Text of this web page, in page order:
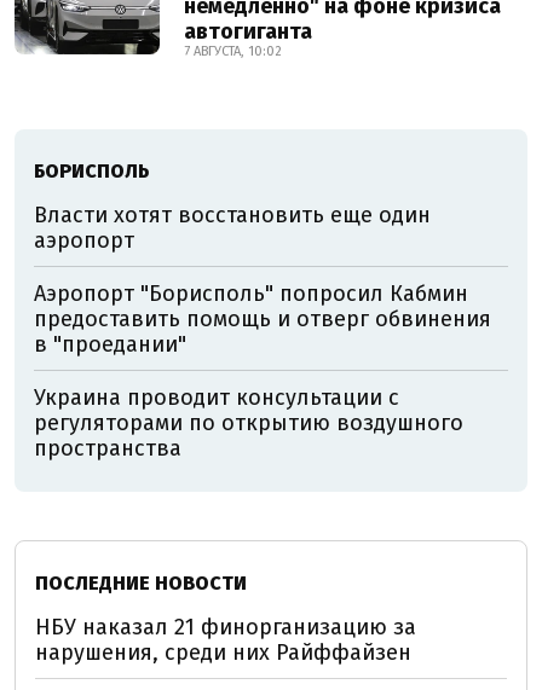
немедленно" на фоне кризиса
автогиганта
7 АВГУСТА, 10:02
БОРИСПОЛЬ
Власти хотят восстановить еще один
аэропорт
Аэропорт "Борисполь" попросил Кабмин
предоставить помощь и отверг обвинения
в "проедании"
Украина проводит консультации с
регуляторами по открытию воздушного
пространства
ПОСЛЕДНИЕ НОВОСТИ
НБУ наказал 21 финорганизацию за
нарушения, среди них Райффайзен